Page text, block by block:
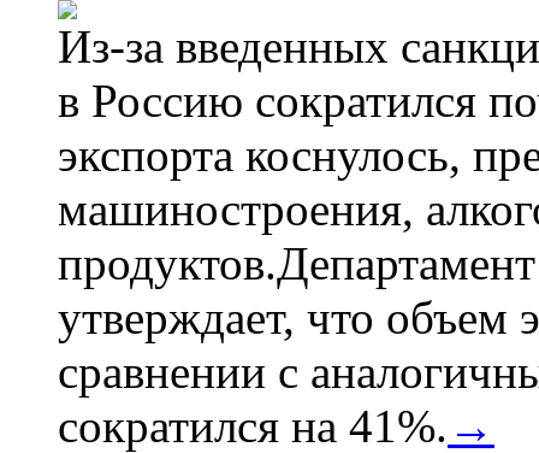
Из-за введенных
в Россию сократился
экспорта коснулось,
машиностроения,
утверждает, что объем
сравнении с
сократился на 41%. →